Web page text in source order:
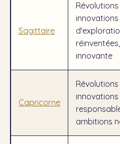
Sagittaire
innovante
Capricorne
ambitions